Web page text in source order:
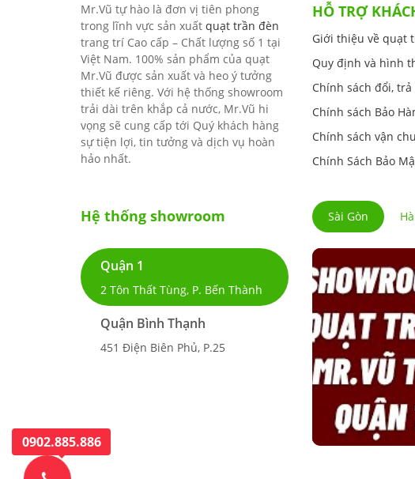
Mr.Vũ tự hào là đơn vị tiên phong
trong lĩnh vực sản xuất quạt trần đèn
trang trí Cao cấp – Chất lượng số 1 tại
Việt Nam. 100% sản phẩm của quạt
Mr.Vũ được sản xuất và heo ý tưởng
thiết kế riêng. Với hệ thống showroom
trải dài trên khắp cả nước, Mr.Vũ hi
vọng sẽ cung cấp tới Quý khách hàng
sự tiện lợi, tin tưởng và dịch vụ hoàn
hảo nhất.
HỖ TRỢ
Giới thiệu về quạt
Quy định và hình
Chính sách đổi, trả
Chính sách Bảo
Chính sách vận
Chính Sách Bảo
Hệ thống showroom Sài Gòn
Quận 1
2 Tôn Thất Tùng, P. Bến Thành
Quận Bình Thạnh
451 Điện Biên Phủ, P.25
0902.885.886